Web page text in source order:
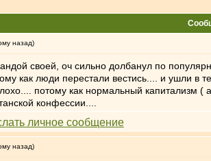
назад)
своей, оч сильно долбанул по
как люди перестали вестись.... и ушли в
потому как нормальный капитализм
конфессии....
назад)